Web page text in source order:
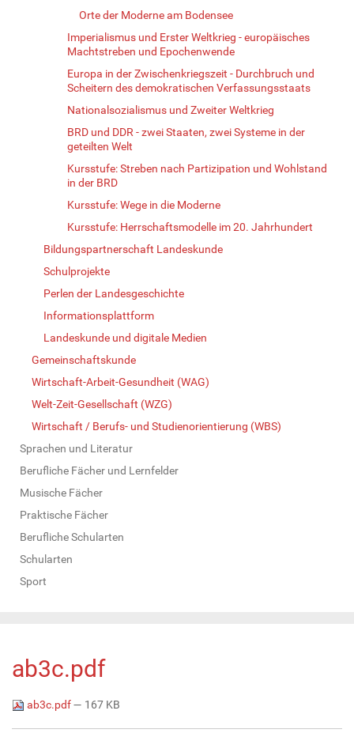
Orte der Moderne am Bodensee
Imperialismus und Erster Weltkrieg - europäisches
Machtstreben und Epochenwende
Europa in der Zwischenkriegszeit - Durchbruch und
Scheitern des demokratischen Verfassungsstaats
Nationalsozialismus und Zweiter Weltkrieg
BRD und DDR - zwei Staaten, zwei Systeme in der
geteilten Welt
Kursstufe: Streben nach Partizipation und Wohlstand
in der BRD
Kursstufe: Wege in die Moderne
Kursstufe: Herrschaftsmodelle im 20. Jahrhundert
Bildungspartnerschaft Landeskunde
Schulprojekte
Perlen der Landesgeschichte
Informationsplattform
Landeskunde und digitale Medien
Gemeinschaftskunde
Wirtschaft-Arbeit-Gesundheit (WAG)
Welt-Zeit-Gesellschaft (WZG)
Wirtschaft / Berufs- und Studienorientierung (WBS)
Sprachen und Literatur
Berufliche Fächer und Lernfelder
Musische Fächer
Praktische Fächer
Berufliche Schularten
Schularten
Sport
ab3c.pdf
ab3c.pdf— 167 KB